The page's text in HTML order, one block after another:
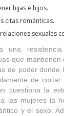
hijas e hijos.
citas románticas.
sexuales
una
que mantienen
de poder donde
de cortar
cuestiona la
las mujeres la
y el sexo.